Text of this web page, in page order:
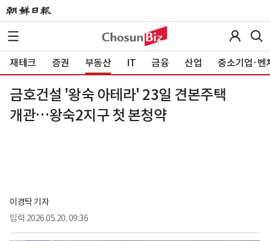
재테크 증권 부동산 IT 금융 산업 중소기업·벤
금호건설 '왕숙 아테라' 23일 견본주택
개관…왕숙2지구 첫 본청약
이경탁 기자
입력 2026.05.20. 09:36